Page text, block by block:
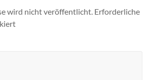
wird nicht veröffentlicht. Erforderliche